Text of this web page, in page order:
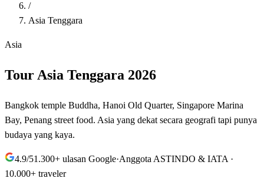
/
Asia Tenggara
Asia
Tour Asia Tenggara 2026
Bangkok temple Buddha, Hanoi Old Quarter, Singapore Marina
Bay, Penang street food. Asia yang dekat secara geografi tapi punya
budaya yang kaya.
4.9/51.300+ ulasan Google·Anggota ASTINDO & IATA ·
10.000+ traveler